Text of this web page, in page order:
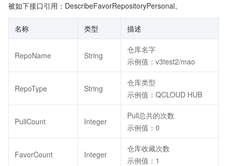
被如下接口引用：DescribeFavorRepositoryPersonal。
名称 类型 描述
RepoName String
仓库名字
示例值：v3test2/mao
RepoType String
仓库类型
示例值：QCLOUD HUB
PullCount Integer
Pull总共的次数
示例值：0
FavorCount Integer
仓库收藏次数
示例值：1